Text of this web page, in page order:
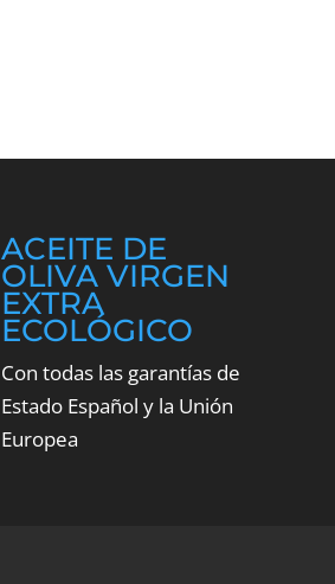
ACEITE DE
OLIVA VIRGEN
EXTRA
ECOLÓGICO
Con todas las garantías de
Estado Español y la Unión
Europea